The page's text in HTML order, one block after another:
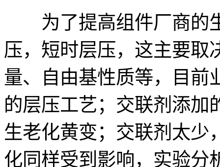
为了提高组件厂商的
压，短时层压，这主要取
量、自由基性质等，目前
的层压工艺；交联剂添加
生老化黄变；交联剂太少
化同样受到影响，实验分